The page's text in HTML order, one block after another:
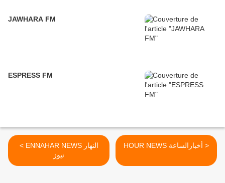
JAWHARA FM
ESPRESS FM
< ENNAHAR NEWS النهار
نيوز
HOUR NEWS أخبارالساعة >